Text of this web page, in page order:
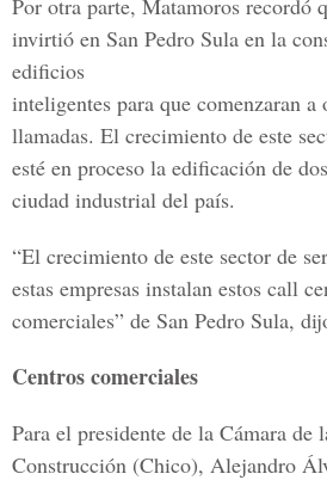
Por otra parte, Matamoros recordó
invirtió en San Pedro Sula en la
edificios
inteligentes para que comenzaran a
llamadas. El crecimiento de este
esté en proceso la edificación de
ciudad industrial del país.
“El crecimiento de este sector de
estas empresas instalan estos call
comerciales” de San Pedro Sula,
Centros comerciales
Para el presidente de la Cámara de
Construcción (Chico), Alejandro